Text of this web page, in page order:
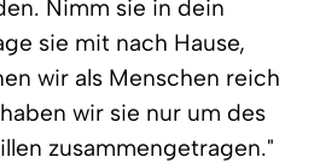
Nimm sie in dein
sie mit nach Hause,
wir als Menschen reich
wir sie nur um des
zusammengetragen."